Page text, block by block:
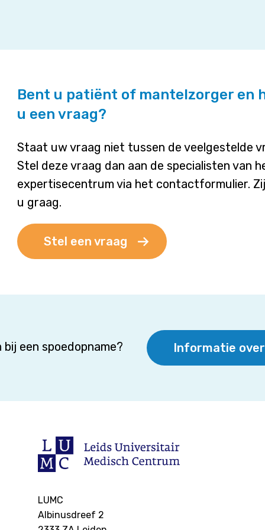
Bent u patiënt of mantelzorger en
u een vraag?
Staat uw vraag niet tussen de veelgestelde
Stel deze vraag dan aan de specialisten van
expertisecentrum via het contactformulier.
u graag.
Stel een vraag
een spoedopname? Informatie
LUMC
Albinusdreef 2